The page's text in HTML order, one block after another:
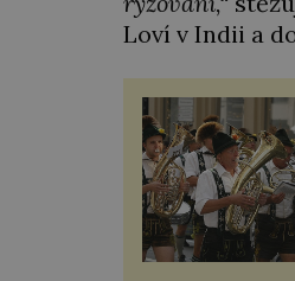
Loví v Indii a